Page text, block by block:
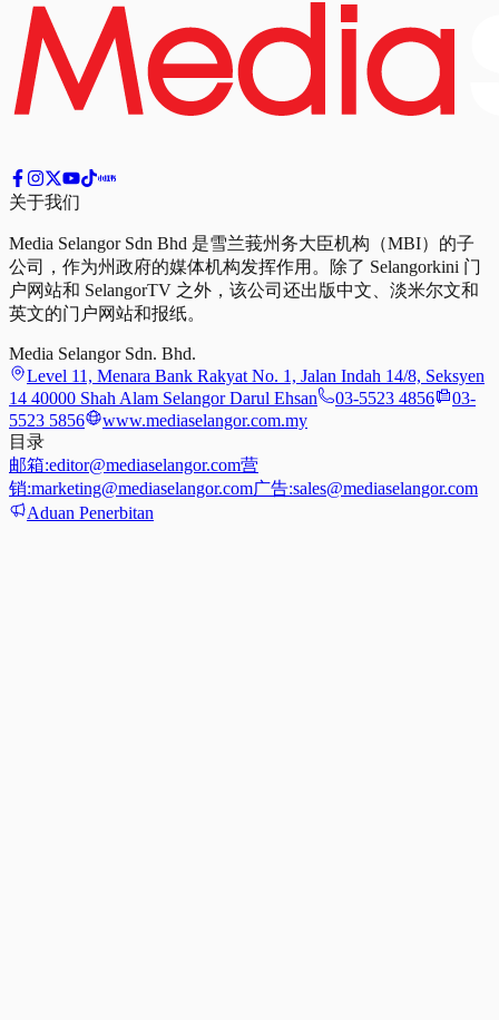
关于我们
Media Selangor Sdn Bhd 是雪兰莪州务大臣机构（MBI）的子
公司，作为州政府的媒体机构发挥作用。除了 Selangorkini 门
户网站和 SelangorTV 之外，该公司还出版中文、淡米尔文和
英文的门户网站和报纸。
Media Selangor Sdn. Bhd.
Level 11, Menara Bank Rakyat No. 1, Jalan Indah 14/8, Seksyen
14 40000 Shah Alam Selangor Darul Ehsan
03-5523 4856
03-
5523 5856
www.mediaselangor.com.my
目录
邮箱:editor@mediaselangor.com营
销:marketing@mediaselangor.com广告:sales@mediaselangor.com
Aduan Penerbitan